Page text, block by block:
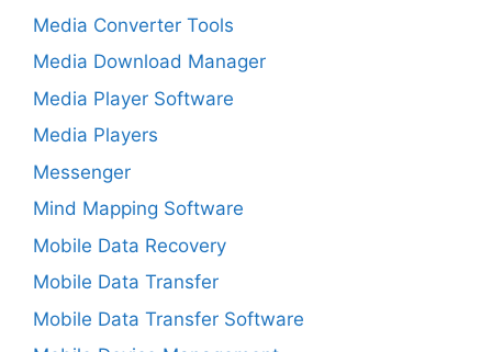
Media Converter Tools
Media Download Manager
Media Player Software
Media Players
Messenger
Mind Mapping Software
Mobile Data Recovery
Mobile Data Transfer
Mobile Data Transfer Software